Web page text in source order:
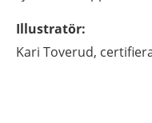
Illustratör:
Kari Toverud,